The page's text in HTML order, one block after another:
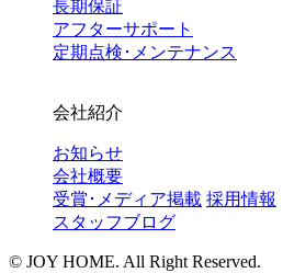
長期保証
アフターサポート
定期点検･メンテナンス
会社紹介
お知らせ
会社概要
受賞･メディア掲載 採用情報
スタッフブログ
©︎ JOY HOME. All Right Reserved.